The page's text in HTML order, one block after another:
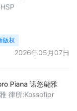
版权
2026年05月07日
Piana 诺悠翩雅
律所:Kossofipr